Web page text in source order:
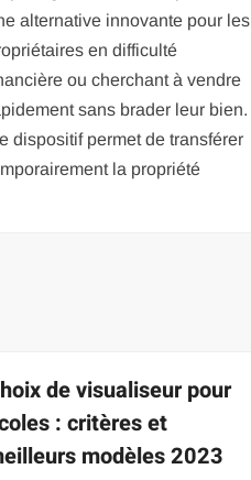
alternative innovante pour les
en difficulté
ou cherchant à vendre
sans brader leur bien.
dispositif permet de transférer
la propriété
de visualiseur pour
: critères et
modèles 2023